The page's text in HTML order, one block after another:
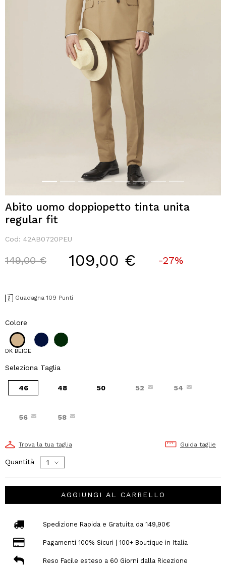
Abito uomo doppiopetto tinta unita
regular fit
Cod: 42AB0720PEU
Price reduced from
149,00 €to 109,00 € -27%
Guadagna 109 Punti
Colore
DK BEIGE
Seleziona Taglia
46 48 50 52 54
56 58
Trova la tua taglia Guida taglie
Quantità
AGGIUNGI AL CARRELLO
Spedizione Rapida e Gratuita da 149,90€
Pagamenti 100% Sicuri | 100+ Boutique in Italia
Reso Facile esteso a 60 Giorni dalla Ricezione